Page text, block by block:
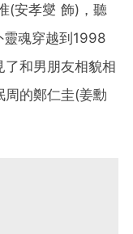
(安孝燮 飾)，聽
魂穿越到1998
和男朋友相貌相
周的鄭仁圭(姜勳